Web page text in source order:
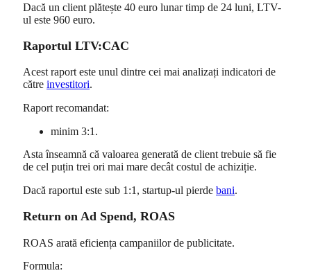
Dacă un client plătește 40 euro lunar timp de 24 luni, LTV-
ul este 960 euro.
Raportul LTV:CAC
Acest raport este unul dintre cei mai analizați indicatori de
către investitori.
Raport recomandat:
minim 3:1.
Asta înseamnă că valoarea generată de client trebuie să fie
de cel puțin trei ori mai mare decât costul de achiziție.
Dacă raportul este sub 1:1, startup-ul pierde bani.
Return on Ad Spend, ROAS
ROAS arată eficiența campaniilor de publicitate.
Formula: